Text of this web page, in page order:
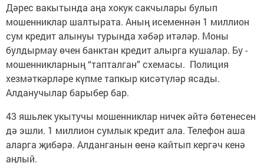
Дәрес вакытында аңа хокук сакчылары булып
мошенниклар шалтырата. Аның исеменнән 1 миллион
сум кредит алынуы турында хәбәр итәләр. Моны
булдырмау өчен банктан кредит алырга кушалар. Бу -
мошенникларның “тапталган” схемасы. Полиция
хезмәткәрләре күпме тапкыр кисәтүләр ясады.
Алданучылар барыбер бар.
43 яшьлек укытучы мошенниклар ничек әйтә бөтенесен
дә эшли. 1 миллион сумлык кредит ала. Телефон аша
аларга җибәрә. Алданганын өенә кайтып кергәч кенә
аңлый.